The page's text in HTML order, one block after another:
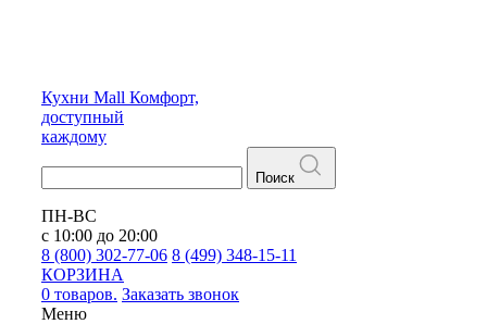
Кухни Mall Комфорт,
доступный
каждому
Поиск
ПН-ВС
с 10:00 до 20:00
8 (800) 302-77-06 8 (499) 348-15-11
КОРЗИНА
0 товаров. Заказать звонок
Меню